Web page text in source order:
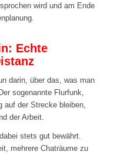
wird und am Ende
Echte
darin, über das, was man
sogenannte Flurfunk,
auf der Strecke bleiben,
der Arbeit.
stets gut bewährt.
mehrere Chaträume zu